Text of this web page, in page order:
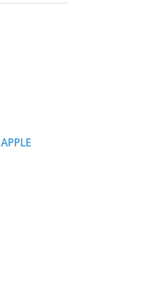
APPLE